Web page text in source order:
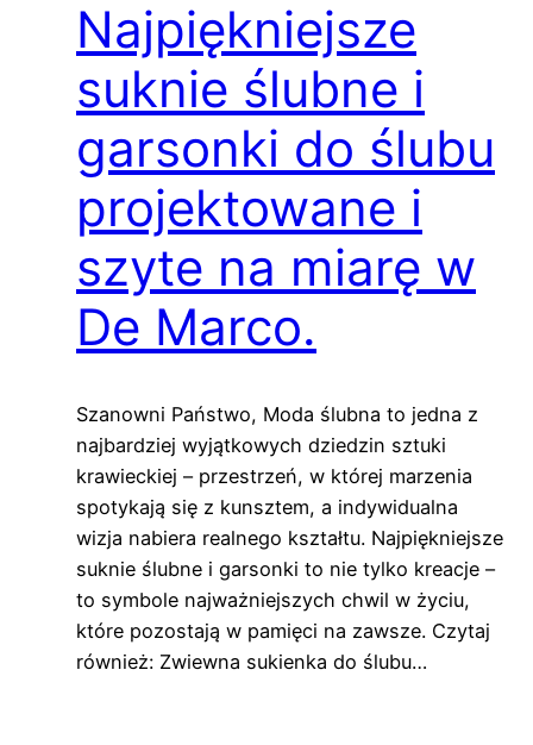
Najpiękniejsze
suknie ślubne i
garsonki do ślubu
projektowane i
szyte na miarę w
De Marco.
Szanowni Państwo, Moda ślubna to jedna z
najbardziej wyjątkowych dziedzin sztuki
krawieckiej – przestrzeń, w której marzenia
spotykają się z kunsztem, a indywidualna
wizja nabiera realnego kształtu. Najpiękniejsze
suknie ślubne i garsonki to nie tylko kreacje –
to symbole najważniejszych chwil w życiu,
które pozostają w pamięci na zawsze. Czytaj
również: Zwiewna sukienka do ślubu…